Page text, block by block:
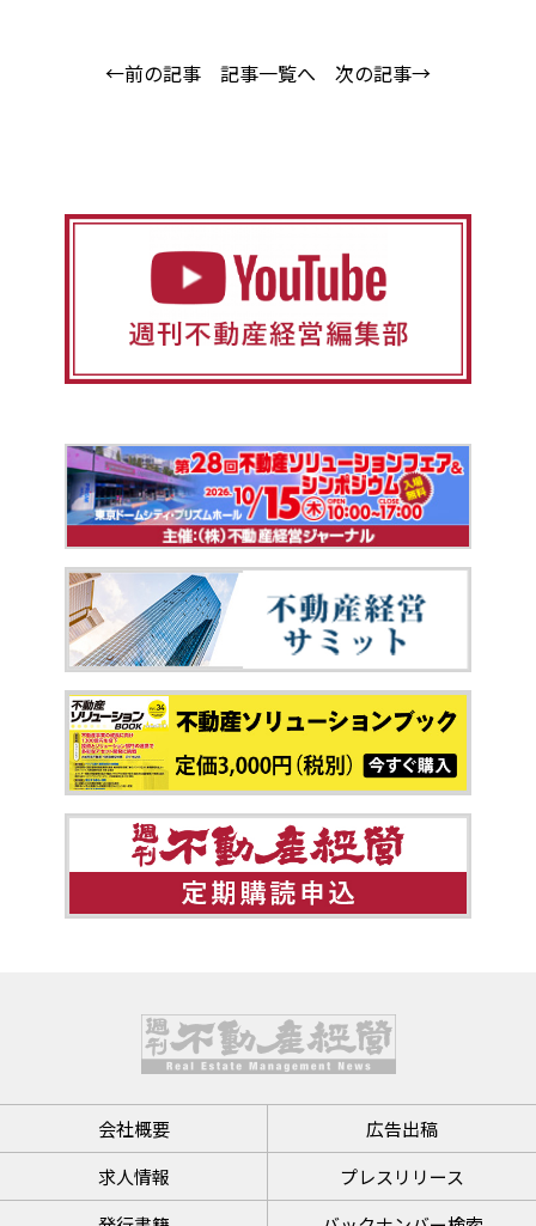
←前の記事 記事一覧へ 次の記事→
会社概要
広告出稿
求人情報
プレスリリース